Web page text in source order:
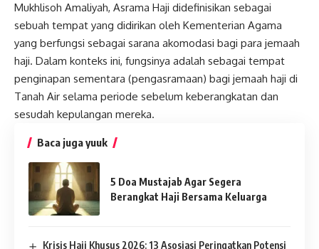
Mukhlisoh Amaliyah, Asrama Haji didefinisikan sebagai
sebuah tempat yang didirikan oleh Kementerian Agama
yang berfungsi sebagai sarana akomodasi bagi para jemaah
haji. Dalam konteks ini, fungsinya adalah sebagai tempat
penginapan sementara (pengasramaan) bagi jemaah haji di
Tanah Air selama periode sebelum keberangkatan dan
sesudah kepulangan mereka.
Baca juga yuuk
5 Doa Mustajab Agar Segera
Berangkat Haji Bersama Keluarga
Krisis Haji Khusus 2026: 13 Asosiasi Peringatkan Potensi